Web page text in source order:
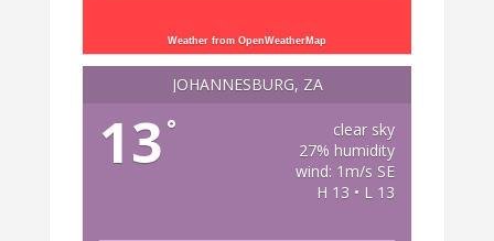
Weather from OpenWeatherMap
JOHANNESBURG, ZA
13 °
clear sky
27% humidity
wind: 1m/s SE
H 13 • L 13